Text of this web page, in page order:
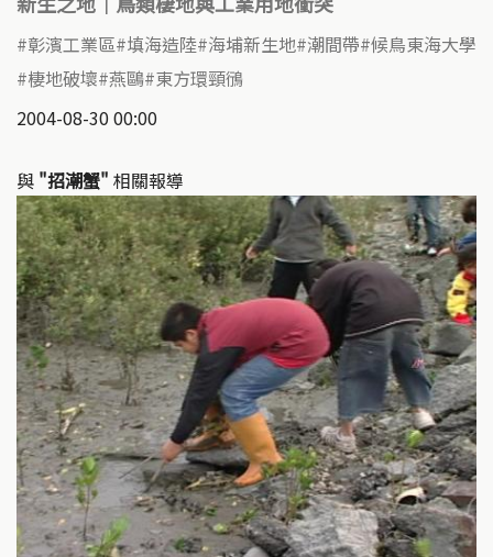
彰濱工業區 填海造陸 海埔新生地 潮間帶 候鳥東海大學
棲地破壞 燕鷗 東方環頸鴴
2004-08-30 00:00
與 "招潮蟹" 相關報導